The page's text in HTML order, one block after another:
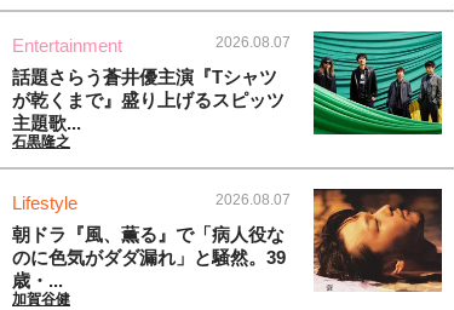
Entertainment 2026.08.07
話題さらう蒼井優主演『Tシャツ
が乾くまで』盛り上げるスピッツ
主題歌...
石黒隆之
Lifestyle 2026.08.07
朝ドラ『風、薫る』で「病人役な
のに色気がダダ漏れ」と騒然。39
歳・...
加賀谷健